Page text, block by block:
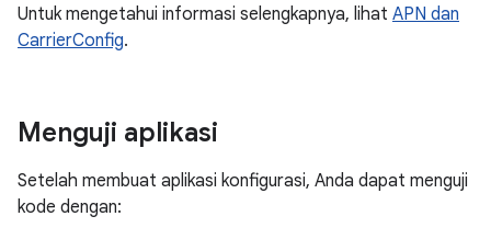
Untuk mengetahui informasi selengkapnya, lihat APN dan
CarrierConfig.
Menguji aplikasi
Setelah membuat aplikasi konfigurasi, Anda dapat menguji
kode dengan: